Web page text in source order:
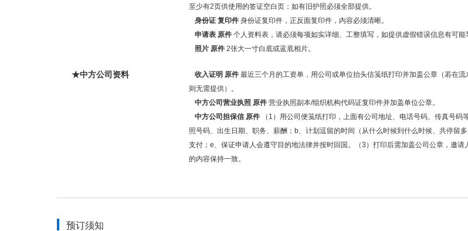
至少有2页供使用的签证空白页；如有旧护照必须全部提供。
身份证 复印件 身份证复印件，正反面复印件，内容必须清晰。
申请表 原件 个人资料表，请必须每项如实详细、工整填写，如提供虚假错误信息有可能
照片 原件 2张大一寸白底或蓝底相片。
★中方公司资料 收入证明 原件 最近三个月的工资单，用公司或单位抬头信笺纸打印并加盖公章（若在
则无需提供）。
中方公司营业执照 原件 营业执照副本/组织机构代码证复印件并加盖单位公章。
中方公司担保信 原件
（1）用公司便笺纸打印，上面有公司地址、电话号码、传真号
照号码、出生日期、职务、薪酬；b、计划逗留的时间（从什么时候到什么时候、共停留
支付；e、保证申请人会遵守目的地法律并按时回国。（3）打印后需加盖公司公章，邀
的内容保持一致。
预订须知